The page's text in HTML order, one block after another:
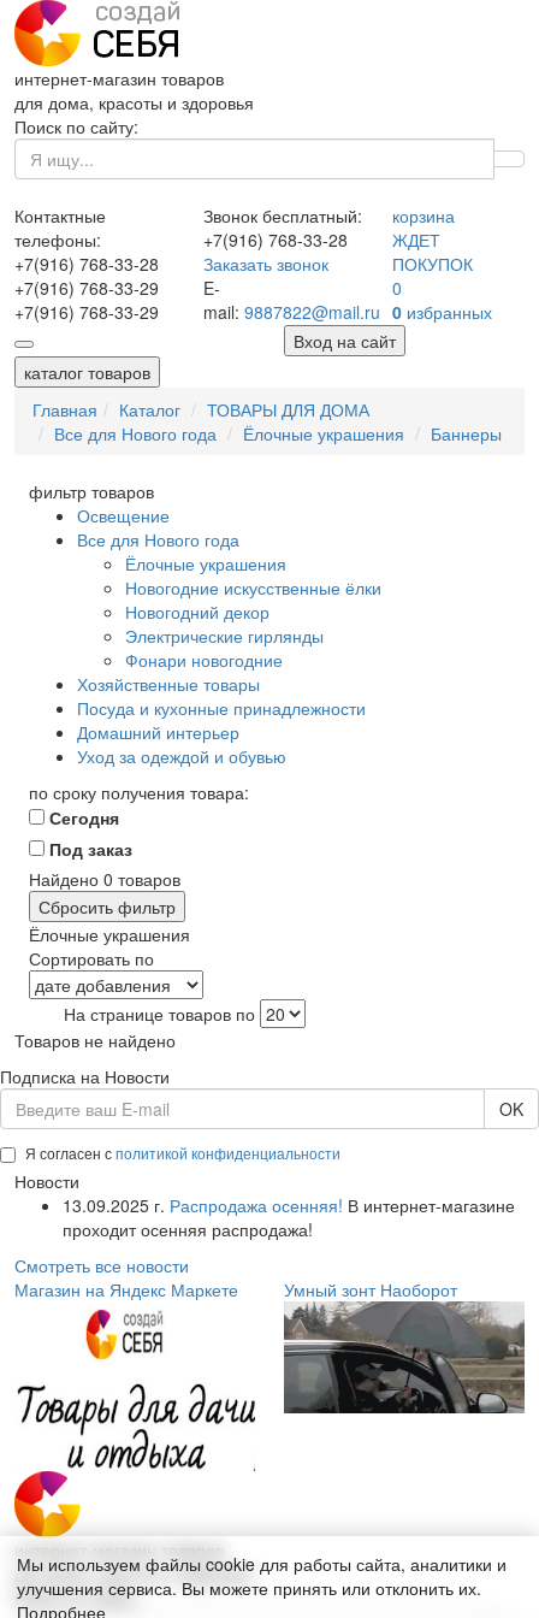
интернет-магазин товаров
для дома, красоты и здоровья
Поиск по сайту:
Контактные
телефоны:
+7(916) 768-33-28
+7(916) 768-33-29
+7(916) 768-33-29
Звонок бесплатный:
+7(916) 768-33-28
Заказать звонок
E-
mail: 9887822@mail.ru
корзина
ЖДЕТ
ПОКУПОК
0
0избранных
Вход на сайт
каталог товаров
Главная
Каталог
ТОВАРЫ ДЛЯ ДОМА
Все для Нового года
Ёлочные украшения Баннеры
фильтр товаров
Освещение
Все для Нового года
Ёлочные украшения
Новогодние искусственные ёлки
Новогодний декор
Электрические гирлянды
Фонари новогодние
Хозяйственные товары
Посуда и кухонные принадлежности
Домашний интерьер
Уход за одеждой и обувью
по сроку получения товара:
Сегодня
Под заказ
Найдено 0 товаров
Сбросить фильтр
Ёлочные украшения
Сортировать по
На странице товаров по
Товаров не найдено
Подписка на Новости
OK
Я согласен сполитикой конфиденциальности
Новости
13.09.2025 г. Распродажа осенняя! В интернет-магазине
проходит осенняя распродажа!
Смотреть все новости
Магазин на Яндекс Маркете
Умный зонт Наоборот
интернет-магазин товаров
для дома, красоты и здоровья
Поиск по сайту:
Мы используем файлы cookie для работы сайта, аналитики и
улучшения сервиса. Вы можете принять или отклонить их.
Подробнее